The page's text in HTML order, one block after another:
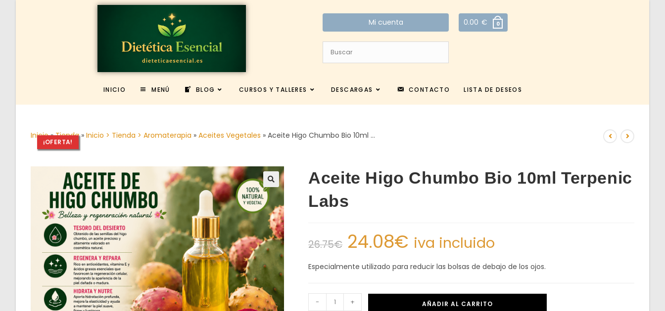
Mi cuenta 0.00 € 0
INICIO MENÚ BLOG CURSOS Y TALLERES DESCARGAS CONTACTO LISTA DE DESEOS
Inicio»Tienda» Inicio > Tienda > Aromaterapia » Aceites Vegetales » Aceite Higo Chumbo Bio 10ml …
¡OFERTA!
Aceite Higo Chumbo Bio 10ml Terpenic
Labs
26.75€ 24.08€ iva incluido
Especialmente utilizado para reducir las bolsas de debajo de los ojos.
- + AÑADIR AL CARRITO